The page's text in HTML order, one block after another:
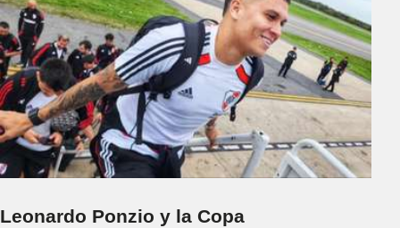
Leonardo Ponzio y la Copa